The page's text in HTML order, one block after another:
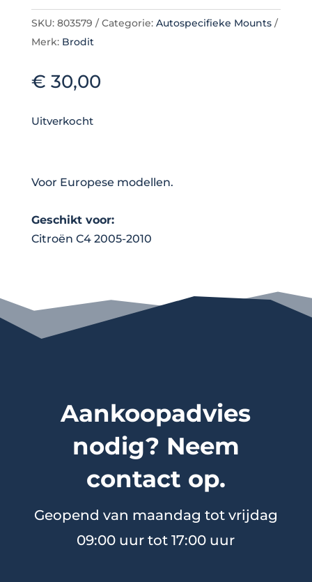
SKU: 803579 Categorie: Autospecifieke Mounts
Merk: Brodit
€ 30,00
Uitverkocht
Voor Europese modellen.
Geschikt voor:
Citroën C4 2005-2010
Aankoopadvies
nodig? Neem
contact op.
Geopend van maandag tot vrijdag
09:00 uur tot 17:00 uur